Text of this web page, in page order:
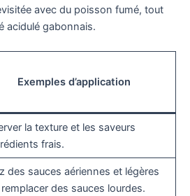
avec du poisson fumé, tout
acidulé gabonnais.
Exemples d’application
la texture et les saveurs
frais.
des sauces aériennes et légères
des sauces lourdes.